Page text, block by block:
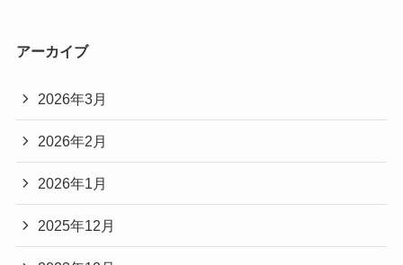
アーカイブ
2026年3月
2026年2月
2026年1月
2025年12月